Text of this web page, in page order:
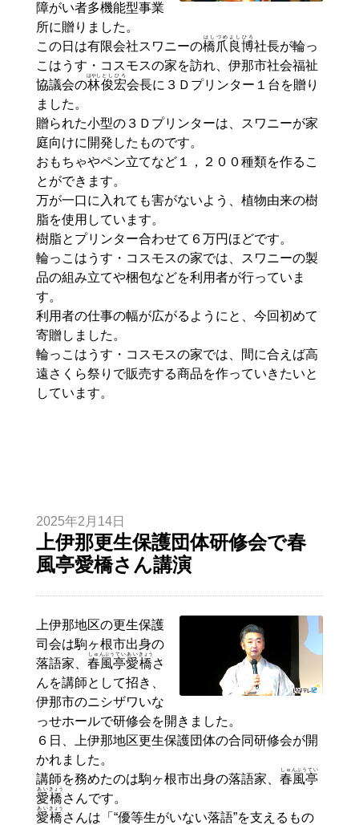
障がい者多機能型事業
所に贈りました。
この日は有限会社スワニーの橋爪
はしづめ
良
よし
博
ひろ
社長が輪っ
こはうす・コスモスの家を訪れ、伊那市社会福祉
協議会の林
はやし
俊
とし
宏
ひろ
会長に３Ｄプリンター１台を贈り
ました。
贈られた小型の３Ｄプリンターは、スワニーが家
庭向けに開発したものです。
おもちゃやペン立てなど１，２００種類を作るこ
とができます。
万が一口に入れても害がないよう、植物由来の樹
脂を使用しています。
樹脂とプリンター合わせて６万円ほどです。
輪っこはうす・コスモスの家では、スワニーの製
品の組み立てや梱包などを利用者が行っていま
す。
利用者の仕事の幅が広がるようにと、今回初めて
寄贈しました。
輪っこはうす・コスモスの家では、間に合えば高
遠さくら祭りで販売する商品を作っていきたいと
しています。
2025年2月14日
上伊那更生保護団体研修会で春
風亭愛橋さん講演
上伊那地区の更生保護
司会は駒ヶ根市出身の
落語家、春風亭
しゅんぷうてい
愛
あい
橋
きょう
さ
んを講師として招き、
伊那市のニシザワいな
っせホールで研修会を開きました。
６日、上伊那地区更生保護団体の合同研修会が開
かれました。
講師を務めたのは駒ヶ根市出身の落語家、春風亭
しゅんぷうてい
愛
あい
橋
きょう
さんです。
愛
あい
橋
きょう
さんは「“優等生がいない落語”を支えるもの